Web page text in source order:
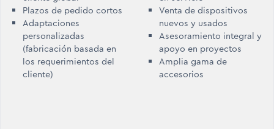
Plazos de pedido cortos
Adaptaciones
personalizadas
(fabricación basada en
los requerimientos del
cliente)
Venta de dispositivos
nuevos y usados
Asesoramiento integral y
apoyo en proyectos
Amplia gama de
accesorios